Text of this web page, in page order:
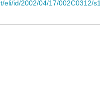
eli/id/2002/04/17/002C0312/s1